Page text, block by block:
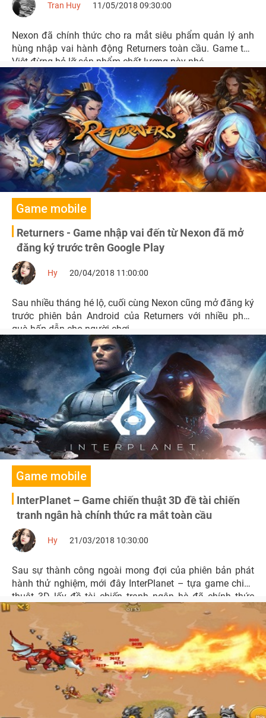
Tran Huy 11/05/2018 09:30:00
Nexon đã chính thức cho ra mắt siêu phẩm quản lý anh
hùng nhập vai hành động Returners toàn cầu. Game thủ
Việt đừng bỏ lỡ sản phẩm chất lượng này nhé.
Game mobile
Returners - Game nhập vai đến từ Nexon đã mở
đăng ký trước trên Google Play
Hy 20/04/2018 11:00:00
Sau nhiều tháng hé lộ, cuối cùng Nexon cũng mở đăng ký
trước phiên bản Android của Returners với nhiều phần
quà hấp dẫn cho người chơi.
Game mobile
InterPlanet – Game chiến thuật 3D đề tài chiến
tranh ngân hà chính thức ra mắt toàn cầu
Hy 21/03/2018 10:30:00
Sau sự thành công ngoài mong đợi của phiên bản phát
hành thử nghiệm, mới đây InterPlanet – tựa game chiến
thuật 3D lấy đề tài chiến tranh ngân hà đã chính thức
được ra mắt toàn cầu.